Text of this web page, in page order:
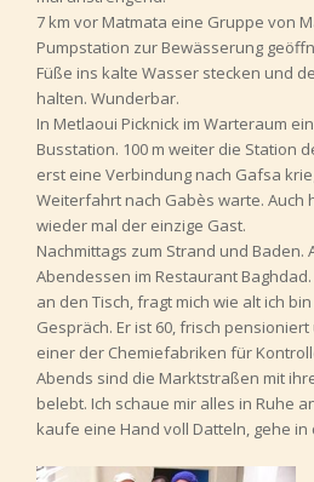
7 km vor Matmata eine Gruppe von
Pumpstation zur Bewässerung
Füße ins kalte Wasser stecken und
halten. Wunderbar.
In Metlaoui Picknick im Warteraum
Busstation. 100 m weiter die Station
erst eine Verbindung nach Gafsa
Weiterfahrt nach Gabès warte. Auch
wieder mal der einzige Gast.
Nachmittags zum Strand und Baden.
Abendessen im Restaurant
an den Tisch, fragt mich wie alt ich
Gespräch. Er ist 60, frisch
einer der Chemiefabriken für
Abends sind die Marktstraßen mit
belebt. Ich schaue mir alles in Ruhe
kaufe eine Hand voll Datteln, gehe in